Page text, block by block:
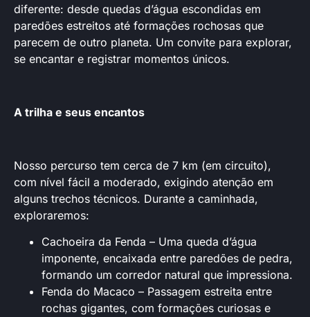
diferente: desde quedas d’água escondidas em
paredões estreitos até formações rochosas que
parecem de outro planeta. Um convite para explorar,
se encantar e registrar momentos únicos.
A trilha e seus encantos
Nosso percurso tem cerca de 7 km (em circuito),
com nível fácil a moderado, exigindo atenção em
alguns trechos técnicos. Durante a caminhada,
exploraremos:
Cachoeira da Fenda – Uma queda d’água
imponente, encaixada entre paredões de pedra,
formando um corredor natural que impressiona.
Fenda do Macaco – Passagem estreita entre
rochas gigantes, com formações curiosas e